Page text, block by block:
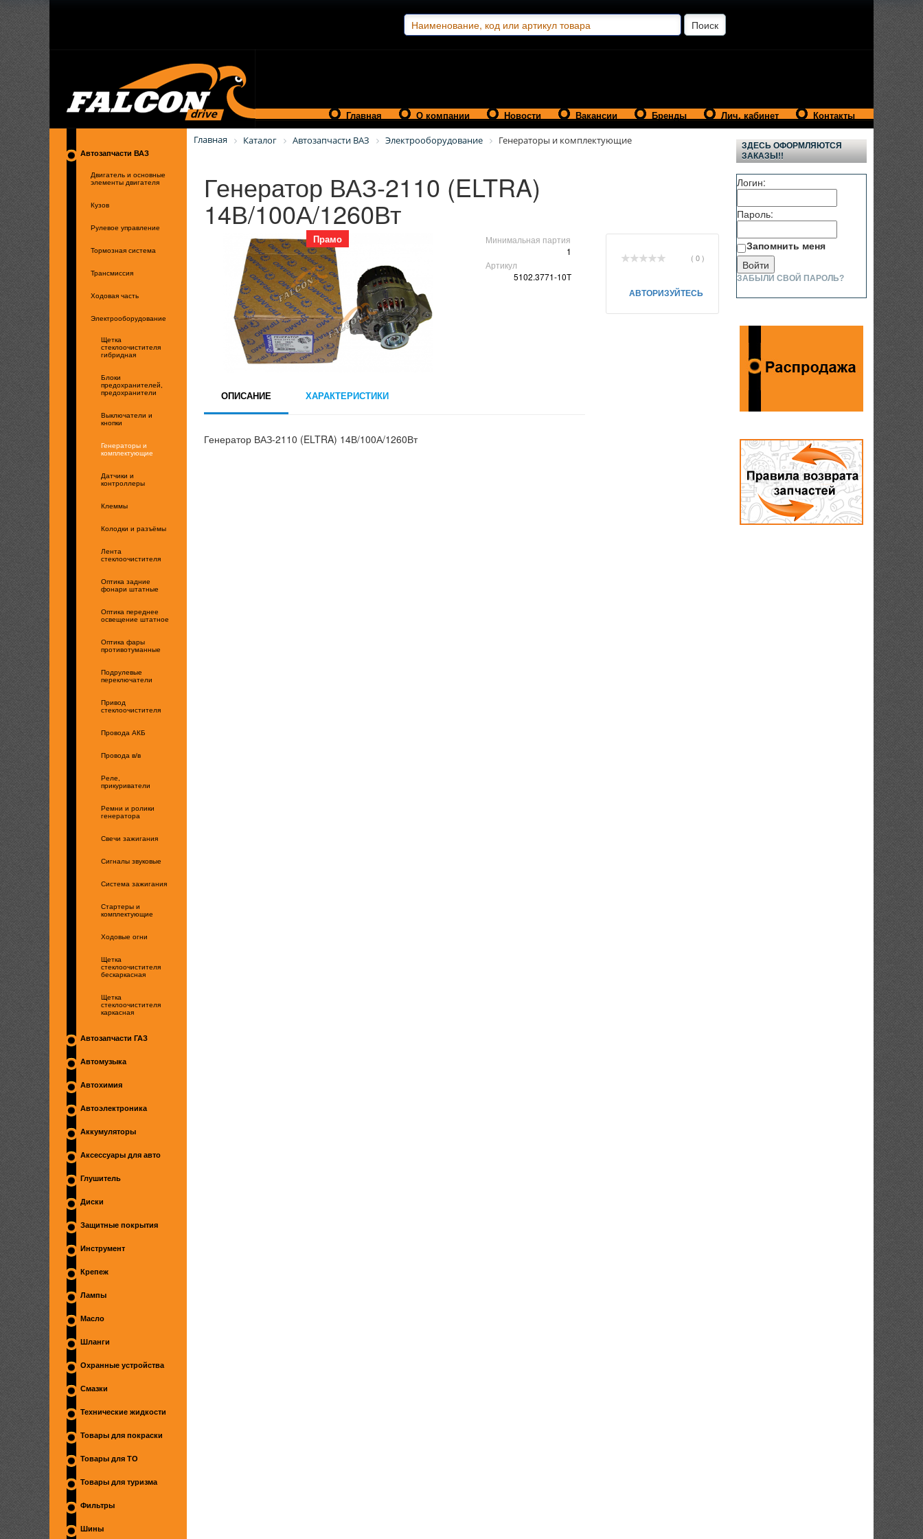
Главная О компании Новости Вакансии Бренды Лич. кабинет Контакты
Автозапчасти ВАЗ
Двигатель и основные
элементы двигателя
Кузов
Рулевое управление
Тормозная система
Трансмиссия
Ходовая часть
Электрооборудование
Щетка
стеклоочистителя
гибридная
Блоки
предохранителей,
предохранители
Выключатели и
кнопки
Генераторы и
комплектующие
Датчики и
контроллеры
Клеммы
Колодки и разъёмы
Лента
стеклоочистителя
Оптика задние
фонари штатные
Оптика переднее
освещение штатное
Оптика фары
противотуманные
Подрулевые
переключатели
Привод
стеклоочистителя
Провода АКБ
Провода в/в
Реле,
прикуриватели
Ремни и ролики
генератора
Свечи зажигания
Сигналы звуковые
Система зажигания
Стартеры и
комплектующие
Ходовые огни
Щетка
стеклоочистителя
бескаркасная
Щетка
стеклоочистителя
каркасная
Автозапчасти ГАЗ
Автомузыка
Автохимия
Автоэлектроника
Аккумуляторы
Аксессуары для авто
Глушитель
Диски
Защитные покрытия
Инструмент
Крепеж
Лампы
Масло
Шланги
Охранные устройства
Смазки
Технические жидкости
Товары для покраски
Товары для ТО
Товары для туризма
Фильтры
Шины
Главная Каталог Автозапчасти ВАЗ Электрооборудование Генераторы и комплектующие
Генератор ВАЗ-2110 (ELTRA)
14В/100А/1260Вт
Прамо
Минимальная партия
1
Артикул
5102.3771-10Т
( 0 )
АВТОРИЗУЙТЕСЬ
ОПИСАНИЕ ХАРАКТЕРИСТИКИ
Генератор ВАЗ-2110 (ELTRA) 14В/100А/1260Вт
ЗДЕСЬ ОФОРМЛЯЮТСЯ
ЗАКАЗЫ!!
Логин:
Пароль:
Запомнить меня
ЗАБЫЛИ СВОЙ ПАРОЛЬ?